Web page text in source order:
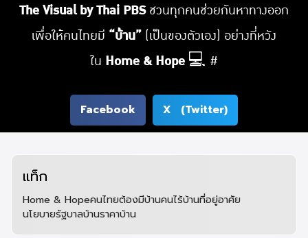
The Visual by Thai PBSชวนทุกคนช่วยกันหาทางออก
เพื่อให้คนไทยมี “บ้าน” (เป็นของตัวเอง) อย่างที่หวัง
ใน Home & Hope 💻 #
Facebook X (Twitter)
แท็ก
Home & Hopeคนไทยต้องมีบ้านคนไร้บ้านที่อยู่อาศัย
นโยบายรัฐบาลบ้านราคาบ้าน